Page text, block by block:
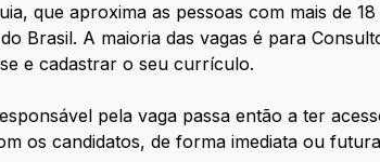
que aproxima as pessoas com mais de
Brasil. A maioria das vagas é para
e cadastrar o seu currículo.
pela vaga passa então a ter
os candidatos, de forma imediata ou